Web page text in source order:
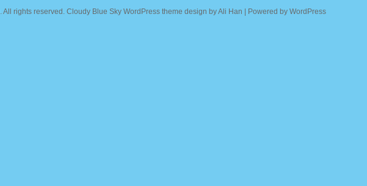
. All rights reserved. Cloudy Blue Sky WordPress theme design byAli Han | Powered by WordPress